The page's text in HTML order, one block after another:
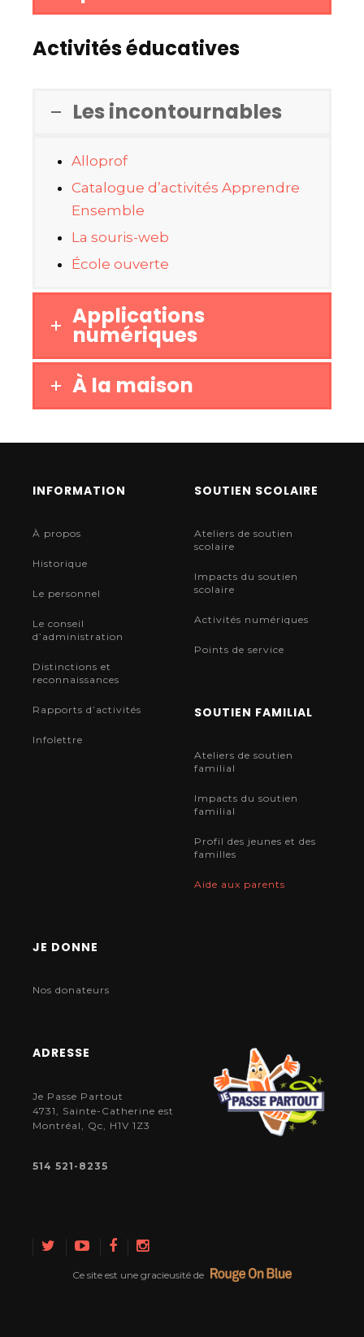
Activités éducatives
Les incontournables
Alloprof
Catalogue d’activités Apprendre
Ensemble
La souris-web
École ouverte
Applications
numériques
À la maison
INFORMATION
À propos
Historique
Le personnel
Le conseil
d’administration
Distinctions et
reconnaissances
Rapports d’activités
Infolettre
SOUTIEN SCOLAIRE
Ateliers de soutien
scolaire
Impacts du soutien
scolaire
Activités numériques
Points de service
SOUTIEN FAMILIAL
Ateliers de soutien
familial
Impacts du soutien
familial
Profil des jeunes et des
familles
Aide aux parents
JE DONNE
Nos donateurs
ADRESSE
Je Passe Partout
4731, Sainte-Catherine est
Montréal, Qc, H1V 1Z3
514 521-8235
Ce site est une gracieusité de